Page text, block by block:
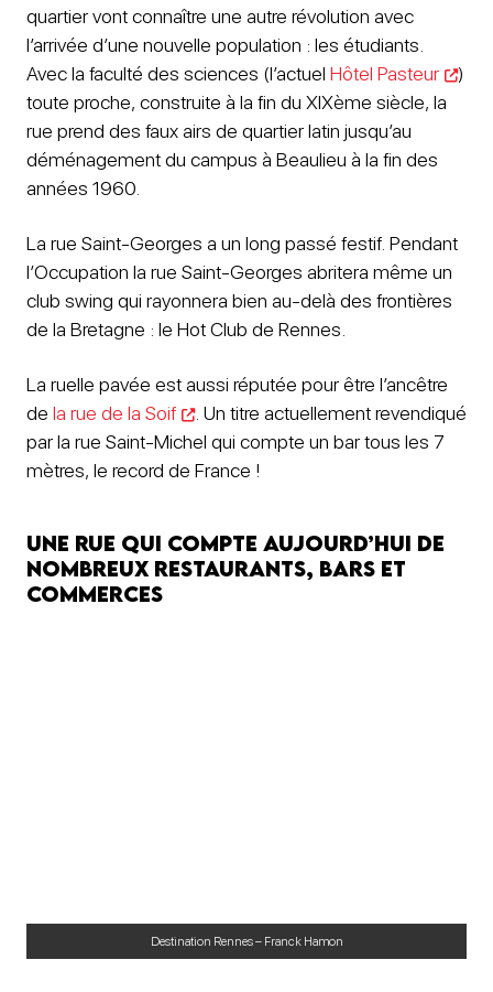
quartier vont connaître une autre révolution avec
l’arrivée d’une nouvelle population : les étudiants.
Avec la faculté des sciences (l’actuel Hôtel Pasteur
)
toute proche, construite à la fin du XIXème siècle, la
rue prend des faux airs de quartier latin jusqu’au
déménagement du campus à Beaulieu à la fin des
années 1960.
La rue Saint-Georges a un long passé festif. Pendant
l’Occupation la rue Saint-Georges abritera même un
club swing qui rayonnera bien au-delà des frontières
de la Bretagne : le Hot Club de Rennes.
La ruelle pavée est aussi réputée pour être l’ancêtre
de la rue de la Soif
. Un titre actuellement revendiqué
par la rue Saint-Michel qui compte un bar tous les 7
mètres, le record de France !
Une rue qui compte aujourd’hui de
nombreux restaurants, bars et
commerces
Destination Rennes – Franck Hamon